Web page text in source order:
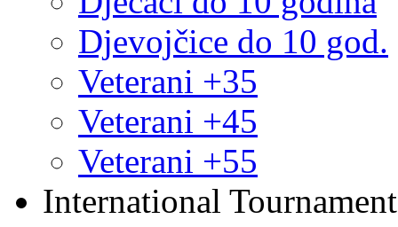
Djevojčice do 10 god.
Veterani +35
Veterani +45
Veterani +55
International